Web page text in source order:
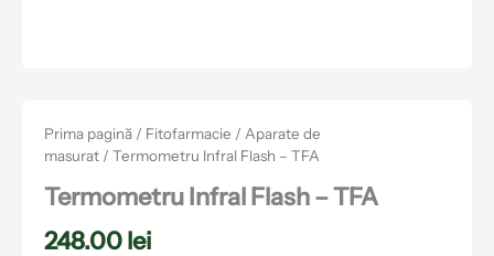
Prima pagină / Fitofarmacie / Aparate de
masurat / Termometru Infral Flash – TFA
Termometru Infral Flash – TFA
248.00lei